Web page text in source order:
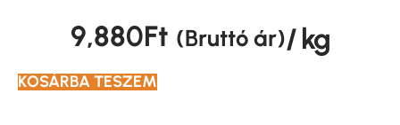
9,880Ft (Bruttó ár)/ kg
KOSÁRBA TESZEM